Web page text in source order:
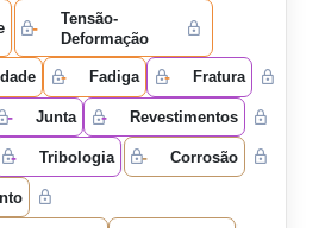
-
Tensão-
Deformação
- Fadiga - Fratura
- Junta - Revestimentos
- Tribologia - Corrosão